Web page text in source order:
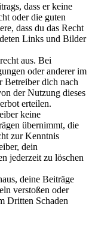
dass er keine
oder die guten
dass du das Recht
Links und Bilder
aus. Bei
oder anderer im
Betreiber dich nach
der Nutzung dieses
erteilen.
keine
übernimmt, die
zur Kenntnis
dein
jederzeit zu löschen
deine Beiträge
verstoßen oder
Dritten Schaden